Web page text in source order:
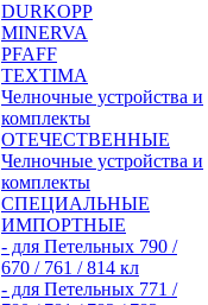
DURKOPP
MINERVA
PFAFF
TEXTIMA
Челночные устройства и
комплекты
ОТЕЧЕСТВЕННЫЕ
Челночные устройства и
комплекты
СПЕЦИАЛЬНЫЕ
ИМПОРТНЫЕ
- для Петельных 790 /
670 / 761 / 814 кл
- для Петельных 771 /